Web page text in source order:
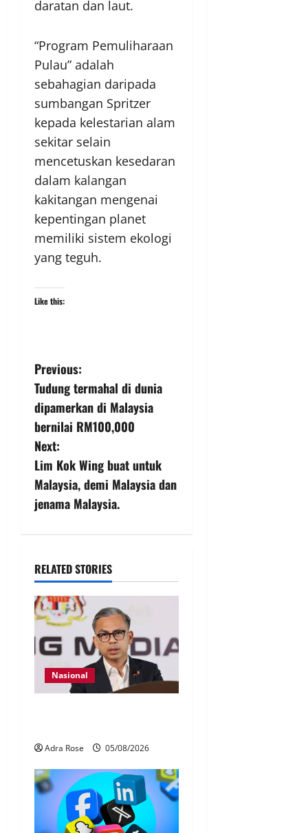
daratan dan laut.
“Program Pemuliharaan
Pulau” adalah
sebahagian daripada
sumbangan Spritzer
kepada kelestarian alam
sekitar selain
mencetuskan kesedaran
dalam kalangan
kakitangan mengenai
kepentingan planet
memiliki sistem ekologi
yang teguh.
Like this:
Previous:
Tudung termahal di dunia
dipamerkan di Malaysia
bernilai RM100,000
Next:
Lim Kok Wing buat untuk
Malaysia, demi Malaysia dan
jenama Malaysia.
RELATED STORIES
Nasional
Adra Rose 05/08/2026